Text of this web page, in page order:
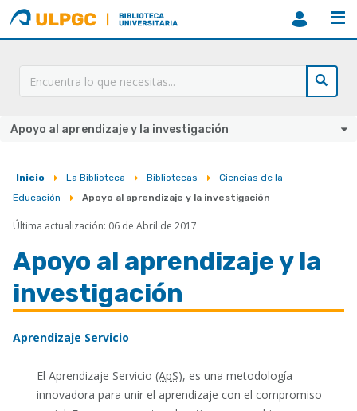
ULPGC
Biblioteca
ULPGC
Apoyo al aprendizaje y la investigación
Sobrescribir
ayuda
a
la
navegación
Inicio La Biblioteca Bibliotecas
Ciencias de la
Educación
Apoyo al aprendizaje y la investigación
Última actualización: 06 de Abril de 2017
Apoyo al aprendizaje y la
investigación
Aprendizaje Servicio
El Aprendizaje Servicio (ApS), es una metodología
innovadora para unir el aprendizaje con el compromiso